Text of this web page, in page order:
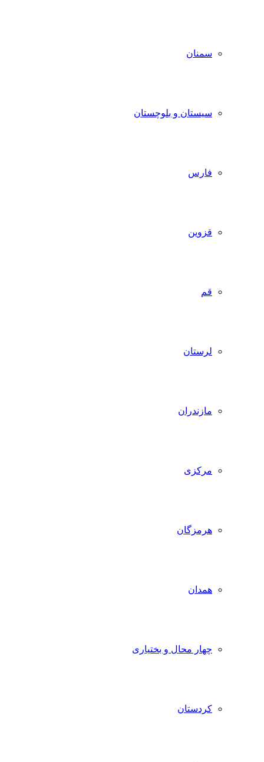
سمنان
سیستان و بلوچستان
فارس
قزوین
قم
لرستان
مازندران
مرکزی
هرمزگان
همدان
چهار محال و بختیاری
کردستان